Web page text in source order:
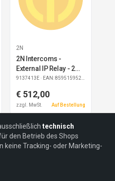
2N
2N Intercoms -
External IP Relay - 2
output, 2 input, HTTPS
9137413E · EAN: 8595159522883
€ 512,00
zzgl. MwSt. Auf Bestellung
GmbH
technisch
den Betrieb des Shops
keine Tracking- oder Marketing-